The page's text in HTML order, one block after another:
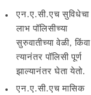
एन.ए.सी.एच सुविधेचा
लाभ पॉलिसीच्या
सुरुवातीच्या वेळी, किंवा
त्यानंतर पॉलिसी पूर्ण
झाल्यानंतर घेता येतो.
एन.ए.सी.एच मासिक